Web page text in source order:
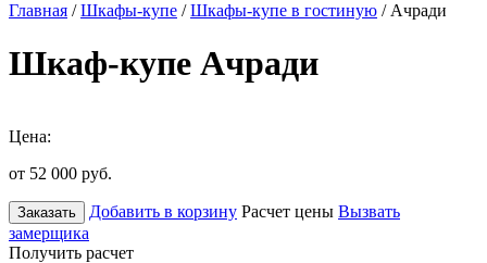
Главная /Шкафы-купе /Шкафы-купе в гостиную / Ачради
Шкаф-купе Ачради
Цена:
от 52 000 руб.
Заказать Добавить в корзину Расчет цены Вызвать
замерщика
Получить расчет